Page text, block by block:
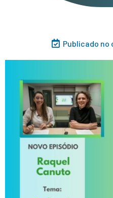
Publicado no